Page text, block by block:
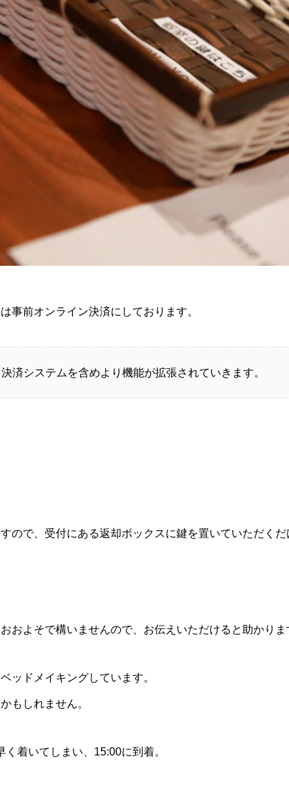
事前オンライン決済にしております。
済システムを含めより機能が拡張されていきます。
ので、受付にある返却ボックスに鍵を置いていただく
およそで構いませんので、お伝えいただけると助かりま
ッドメイキングしています。
もしれません。
着いてしまい、15:00に到着。